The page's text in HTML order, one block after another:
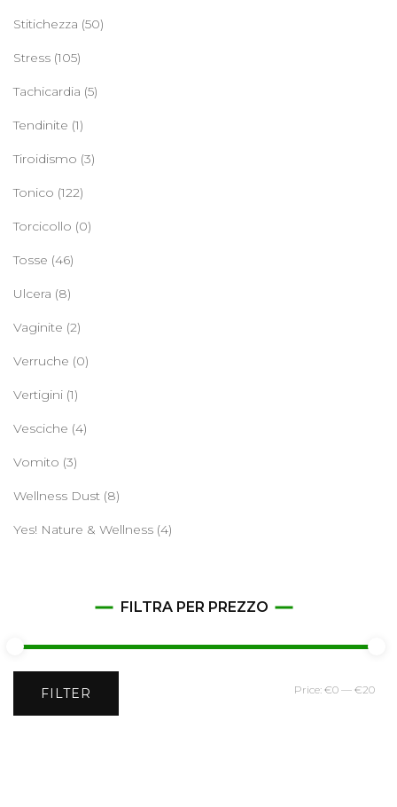
Stitichezza (50)
Stress (105)
Tachicardia (5)
Tendinite (1)
Tiroidismo (3)
Tonico (122)
Torcicollo (0)
Tosse (46)
Ulcera (8)
Vaginite (2)
Verruche (0)
Vertigini (1)
Vesciche (4)
Vomito (3)
Wellness Dust (8)
Yes! Nature & Wellness (4)
FILTRA PER PREZZO
Min
FILTER Price: €0 — €20